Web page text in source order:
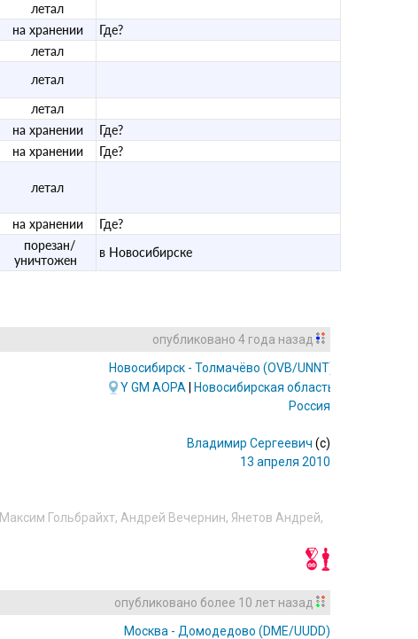
летал
на хранении
Где?
летал
летал
летал
на хранении
Где?
на хранении Где?
летал
на хранении
Где?
порезан/
уничтожен
в Новосибирске
опубликовано 4 года назад
Новосибирск - Толмачёво (OVB/UNNT)
Y GM AOPA
Новосибирская область
Россия
Владимир Сергеевич (c)
13 апреля 2010
Максим Гольбрайхт, Андрей Вечернин, Янетов Андрей,
опубликовано более 10 лет назад
Москва - Домодедово (DME/UUDD)